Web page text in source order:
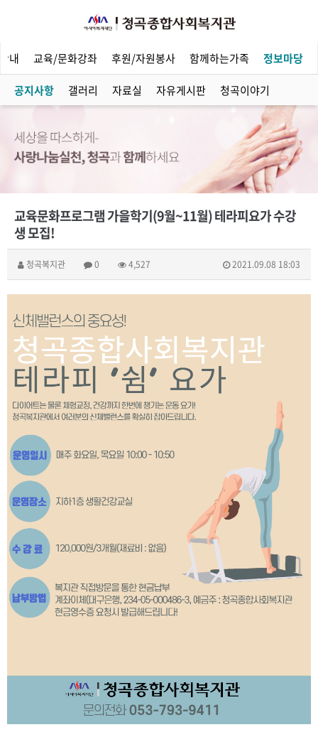
내 교육/문화강좌 후원/자원봉사 함께하는가족 정보마당
공지사항 갤러리 자료실 자유게시판 청곡이야기
교육문화프로그램 가을학기(9월~11월) 테라피요가 수강
생 모집!
청곡복지관 0 4,527 2021.09.08 18:03